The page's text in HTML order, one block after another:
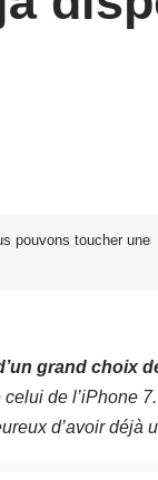
pouvons toucher une
grand choix
de l’iPhone
d’avoir déjà